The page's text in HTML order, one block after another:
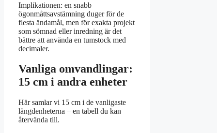
Implikationen: en snabb
ögonmåttsavstämning duger för de
flesta ändamål, men för exakta projekt
som sömnad eller inredning är det
bättre att använda en tumstock med
decimaler.
Vanliga omvandlingar:
15 cm i andra enheter
Här samlar vi 15 cm i de vanligaste
längdenheterna – en tabell du kan
återvända till.